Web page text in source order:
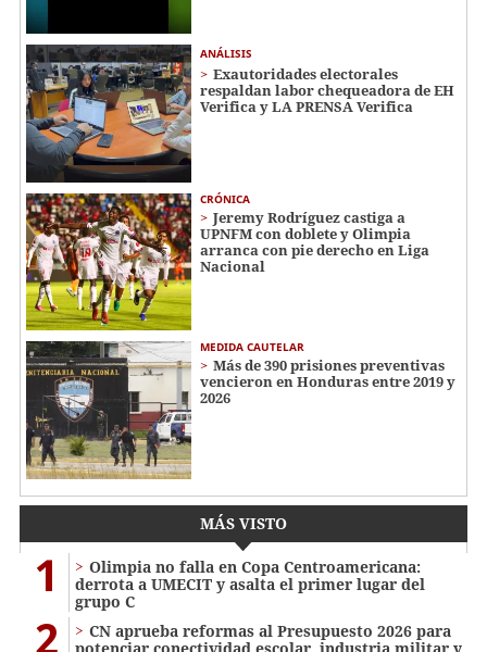
ANÁLISIS
Exautoridades electorales
respaldan labor chequeadora de EH
Verifica y LA PRENSA Verifica
CRÓNICA
Jeremy Rodríguez castiga a
UPNFM con doblete y Olimpia
arranca con pie derecho en Liga
Nacional
MEDIDA CAUTELAR
Más de 390 prisiones preventivas
vencieron en Honduras entre 2019 y
2026
MÁS VISTO
1
Olimpia no falla en Copa Centroamericana:
derrota a UMECIT y asalta el primer lugar del
grupo C
2
CN aprueba reformas al Presupuesto 2026 para